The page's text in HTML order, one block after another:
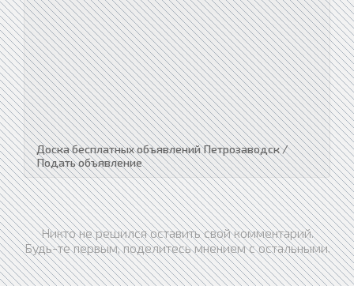
Доска бесплатных объявлений Петрозаводск /
Подать объявление
Никто не решился оставить свой комментарий.
Будь-те первым, поделитесь мнением с остальными.